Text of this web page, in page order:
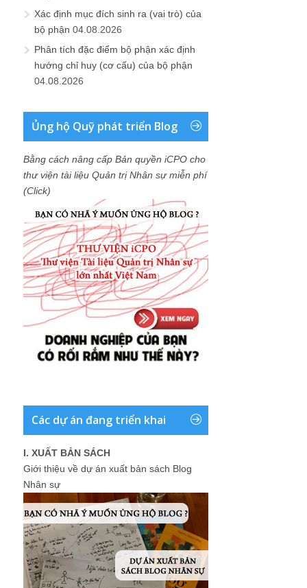
Xác định mục đích sinh ra (vai trò) của
bộ phận 04.08.2026
Phân tích đặc điểm bộ phận xác định
hướng chỉ huy (cơ cấu) của bộ phận
04.08.2026
Ủng hộ Quỹ phát triển Blog
Bằng cách nâng cấp Bản quyền iCPO cho
thư viện tài liệu Quản trị Nhân sự miễn phí
(Click)
Các dự án đang triển khai
I. XUẤT BẢN SÁCH
Giới thiệu về dự án xuất bản sách Blog
Nhân sự